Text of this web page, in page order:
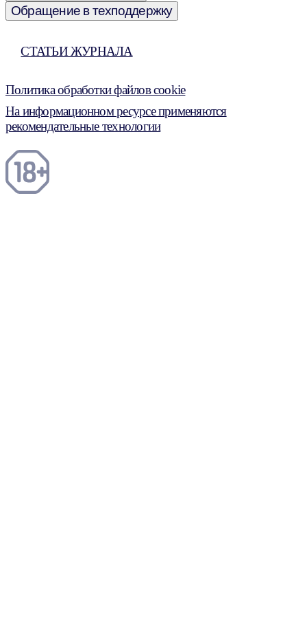
Обращение в техподдержку
СТАТЬИ ЖУРНАЛА
Политика обработки файлов cookie
На информационном ресурсе применяются
рекомендательные технологии